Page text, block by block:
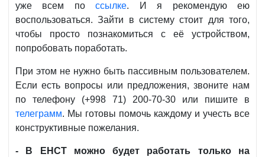
уже всем поссылке. И я рекомендую ею
воспользоваться. Зайти в систему стоит для того,
чтобы просто познакомиться с её устройством,
попробовать поработать.
При этом не нужно быть пассивным пользователем.
Если есть вопросы или предложения, звоните нам
по телефону (+998 71) 200-70-30 или пишите в
телеграмм. Мы готовы помочь каждому и учесть все
конструктивные пожелания.
- В ЕНСТ можно будет работать только на